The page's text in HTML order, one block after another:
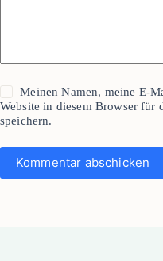
Meinen Namen, meine E-
Website in diesem Browser für
speichern.
Kommentar abschicken